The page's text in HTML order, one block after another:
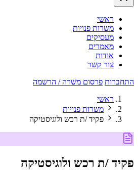
ראשי
משרות פנויות
מעסיקים
מאמרים
אודות
צור קשר
התחברות פרסום משרה / הרשמה
ראשי
משרות פנויות
פקיד /ת רכש ולוגיסטיקה
פקיד /ת רכש ולוגיסטיקה